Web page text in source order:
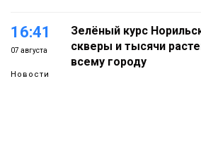
16:41
07 августа
Новости
Зелёный курс
скверы и тысячи
всему городу